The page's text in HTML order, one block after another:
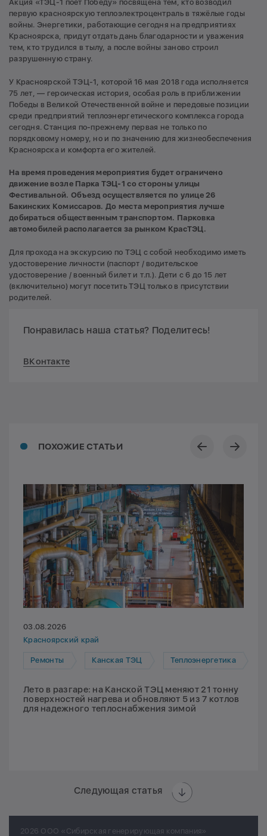
Акция «ТЭЦ-1 поёт Победу» посвящена тем, кто возводил
первую красноярскую теплоэлектроцентраль в тяжёлые годы
войны. Энергетики, работающие сегодня на предприятиях
Красноярска, придут отдать дань благодарности и уважения
тем, кто трудился в тылу, а после войны заново строил
разрушенную страну.
У Красноярской ТЭЦ-1, которой 16 мая 2018 года исполняется
75 лет, — героическая история, особая роль в приближении
Победы в Великой Отечественной войне и передовые позиции
среди предприятий теплоэнергетического комплекса города
сегодня. Станция по-прежнему первая не только по
порядковому номеру, но и по значению для жизнеобеспечения
Красноярска и комфорта его жителей.
На время проведения мероприятия будет ограничено
движение возле Парка ТЭЦ-1 со стороны улицы
Фестивальной. Объезд осуществляется по улице 26
Бакинских Комиссаров. До места мероприятия лучше
добираться общественным транспортом. Парковка
автомобилей располагается за рынком КрасТЭЦ.
Для прохода на экскурсию по ТЭЦ с собой необходимо иметь
удостоверение личности (паспорт / водительское
удостоверение / военный билет и т.п.). Дети с 6 до 15 лет
(включительно) могут посетить ТЭЦ только в присутствии
родителей.
Понравилась наша статья? Поделитесь!
ВКонтакте
ПОХОЖИЕ СТАТЬИ
03.08.2026
Красноярский край
Ремонты Канская ТЭЦ Теплоэнергетика
Лето в разгаре: на Канской ТЭЦ меняют 21 тонну
поверхностей нагрева и обновляют 5 из 7 котлов
для надежного теплоснабжения зимой
Следующая статья
2026 ООО «Сибирская генерирующая компания»